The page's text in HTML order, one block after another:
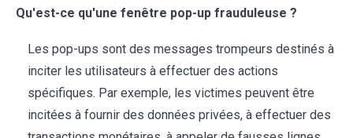
Qu'est-ce qu'une fenêtre pop-up frauduleuse ?
Les pop-ups sont des messages trompeurs destinés à
inciter les utilisateurs à effectuer des actions
spécifiques. Par exemple, les victimes peuvent être
incitées à fournir des données privées, à effectuer des